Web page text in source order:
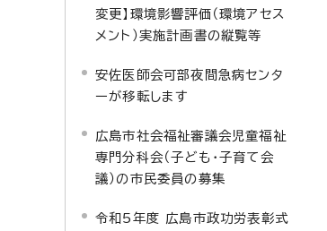
変更】環境影響評価（環境アセス
メント）実施計画書の縦覧等
安佐医師会可部夜間急病センタ
ーが移転します
広島市社会福祉審議会児童福祉
専門分科会（子ども・子育て会
議）の市民委員の募集
令和5年度 広島市政功労表彰式